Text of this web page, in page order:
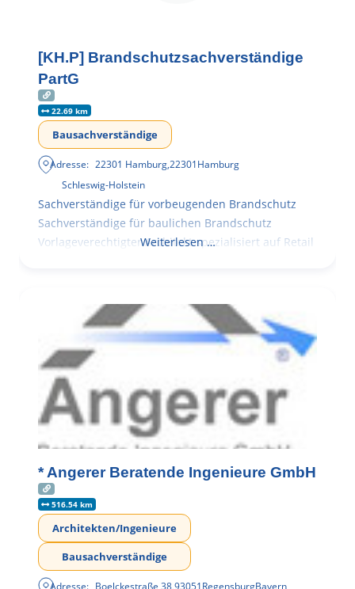
[KH.P] Brandschutzsachverständige
PartG
22.69 km
Bausachverständige
Adresse: 22301 Hamburg,22301Hamburg
Schleswig-Holstein
Sachverständige für vorbeugenden Brandschutz
Sachverständige für baulichen Brandschutz
Vorlageverechtigter Architekt spezialisiert auf Retail
Weiterlesen …
* Angerer Beratende Ingenieure GmbH
516.54 km
Architekten/Ingenieure
Bausachverständige
Adresse: Boelckestraße 38,93051RegensburgBayern